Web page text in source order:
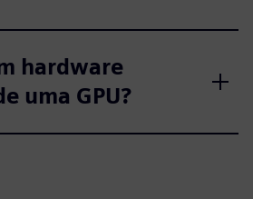
hardware
uma GPU?